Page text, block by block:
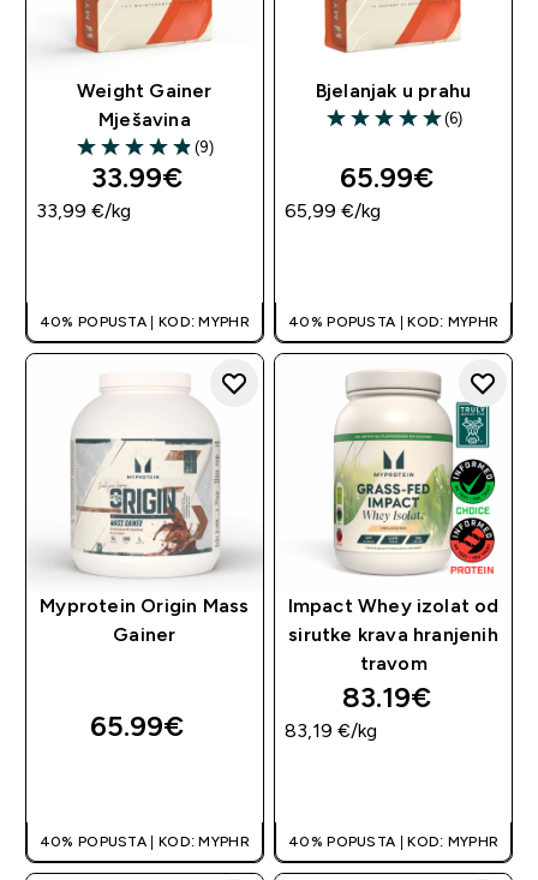
Weight Gainer
Mješavina
4.89 out of 5 stars
(9)
33.99€‎
33,99 €‎/kg
40% POPUSTA | KOD: MYPHR
Bjelanjak u prahu
5 out of 5 stars
(6)
65.99€‎
65,99 €‎/kg
40% POPUSTA | KOD: MYPHR
Myprotein Origin Mass
Gainer
65.99€‎
40% POPUSTA | KOD: MYPHR
Impact Whey izolat od
sirutke krava hranjenih
travom
83.19€‎
83,19 €‎/kg
40% POPUSTA | KOD: MYPHR